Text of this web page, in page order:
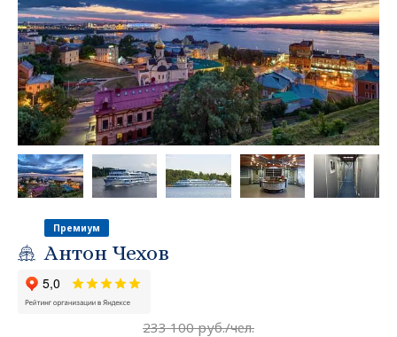
Премиум
Антон Чехов
233 100 руб./чел.